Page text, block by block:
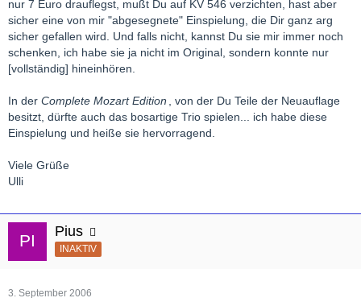
nur 7 Euro drauflegst, mußt Du auf KV 546 verzichten, hast aber
sicher eine von mir "abgesegnete" Einspielung, die Dir ganz arg
sicher gefallen wird. Und falls nicht, kannst Du sie mir immer noch
schenken, ich habe sie ja nicht im Original, sondern konnte nur
[vollständig] hineinhören.
In der Complete Mozart Edition
, von der Du Teile der Neuauflage
besitzt, dürfte auch das bosartige Trio spielen... ich habe diese
Einspielung und heiße sie hervorragend.
Viele Grüße
Ulli
Pius
INAKTIV
3. September 2006